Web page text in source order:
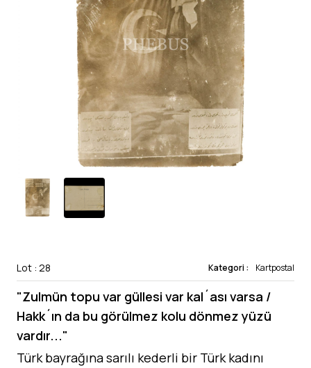
Lot : 28 Kategori : Kartpostal
"Zulmün topu var güllesi var kal´ası varsa /
Hakk´ın da bu görülmez kolu dönmez yüzü
vardır..."
Türk bayrağına sarılı kederli bir Türk kadını